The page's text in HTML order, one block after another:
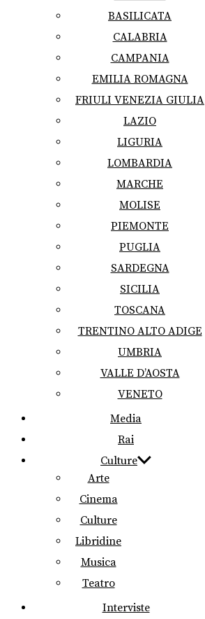
BASILICATA
CALABRIA
CAMPANIA
EMILIA ROMAGNA
FRIULI VENEZIA GIULIA
LAZIO
LIGURIA
LOMBARDIA
MARCHE
MOLISE
PIEMONTE
PUGLIA
SARDEGNA
SICILIA
TOSCANA
TRENTINO ALTO ADIGE
UMBRIA
VALLE D’AOSTA
VENETO
Media
Rai
Culture
Arte
Cinema
Culture
Libridine
Musica
Teatro
Interviste